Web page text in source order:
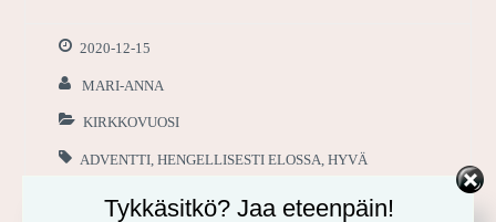
2020-12-15
MARI-ANNA
KIRKKOVUOSI
ADVENTTI ,HENGELLISESTI ELOSSA ,HYVÄ
JUMALAN PELASTUSSUUNNITELMA,LUUK. 2:8-
Tykkäsitkö? Jaa eteenpäin!